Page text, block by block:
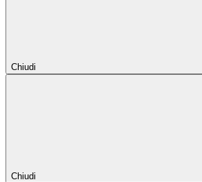
Chiudi
Chiudi